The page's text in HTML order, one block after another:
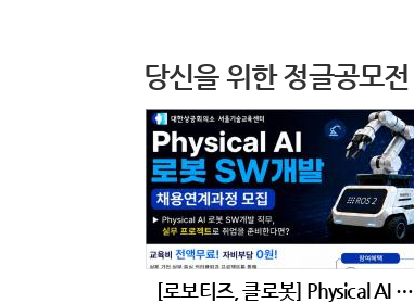
당신을 위한 정글공모전
[로보티즈, 클로봇] Physical AI 로봇 SW개발 채용연계과정 모집